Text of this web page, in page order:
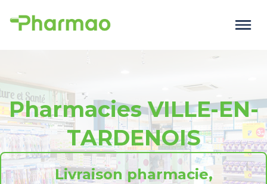
Pharmacies VILLE-EN-
TARDENOIS
Livraison pharmacie,